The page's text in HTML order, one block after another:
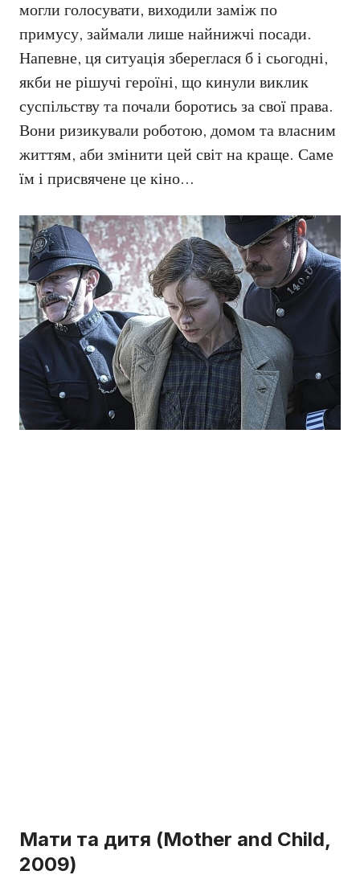
могли голосувати, виходили заміж по
примусу, займали лише найнижчі посади.
Напевне, ця ситуація збереглася б і сьогодні,
якби не рішучі героїні, що кинули виклик
суспільству та почали боротись за свої права.
Вони ризикували роботою, домом та власним
життям, аби змінити цей світ на краще. Саме
їм і присвячене це кіно…
Мати та дитя (Mother and Child,
2009)